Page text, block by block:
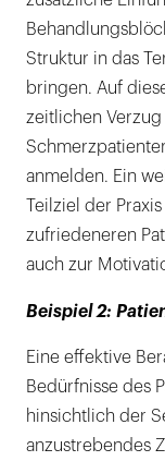
Struktur in das
bringen. Auf
zeitlichen
anmelden. Ein
Teilziel der
zufriedeneren
auch zur
Beispiel 2:
Eine effektive
Bedürfnisse des
hinsichtlich der
anzustrebendes